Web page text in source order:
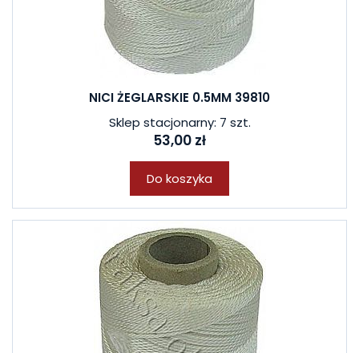
NICI ŻEGLARSKIE 0.5MM 39810
Sklep stacjonarny: 7 szt.
53,00 zł
Do koszyka